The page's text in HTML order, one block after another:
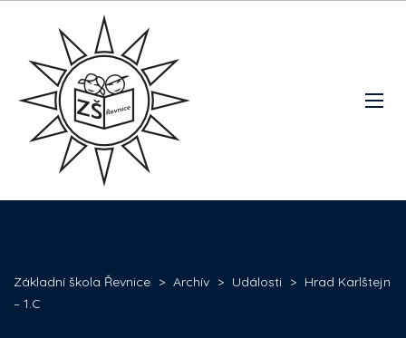
Základní škola Řevnice > Archív > Události > Hrad Karlštejn
– 1.C